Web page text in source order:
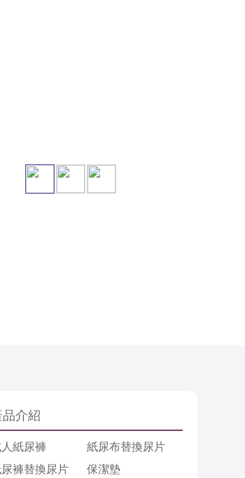
品介紹
人紙尿褲
褲替換尿片
紙尿布替換尿片
保潔墊